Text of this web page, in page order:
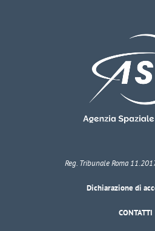
Reg. Tribunale Roma
Dichiarazione di
CONTATTI